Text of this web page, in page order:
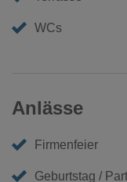
WCs
Anlässe
Firmenfeier
Geburtstag /